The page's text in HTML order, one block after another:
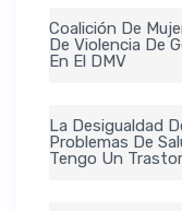
Coalición De
De Violencia De
En El DMV
La Desigualdad
Problemas De
Tengo Un